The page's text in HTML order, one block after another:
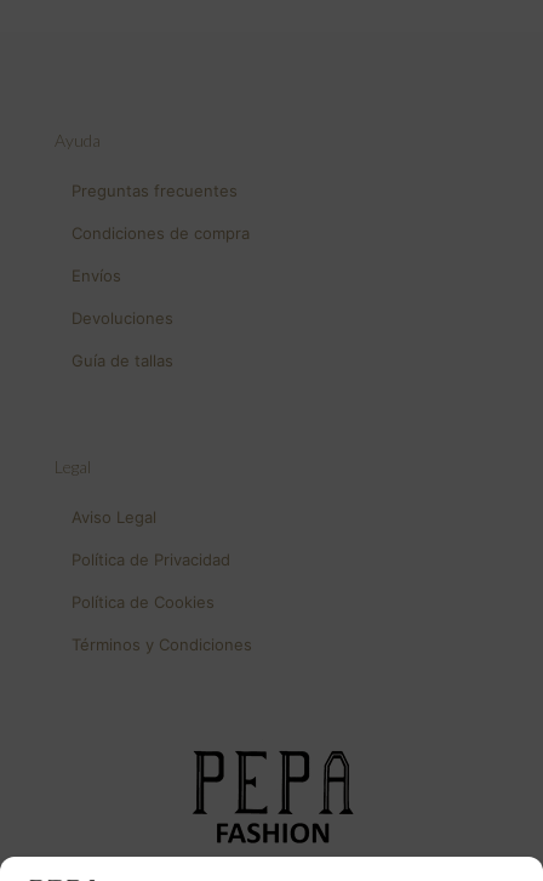
Ayuda
Preguntas frecuentes
Condiciones de compra
Envíos
Devoluciones
Guía de tallas
Legal
Aviso Legal
Política de Privacidad
Política de Cookies
Términos y Condiciones